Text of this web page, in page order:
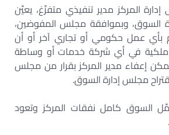
– يتولَّى إدارة المركز مدير تنفيذي متفرِّغ، يعيَّن
السوق، وبموافقة مجلس المفوضين،
بأي عمل حكومي أو تجاري آخر أو أن
في أي شركة خدمات أو وساطة
إعفاء مدير المركز بقرار من مجلس
مجلس إدارة السوق.
20 – تتحمَّل السوق كامل نفقات المركز وتعود